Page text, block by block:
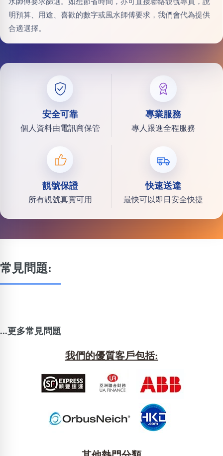
明預算、用途、喜歡的數字或風水師傅要求，我們會代為提供
合適選擇。
安全可靠
個人資料由電訊商保管
專業服務
專人跟進全程服務
靚號保證
所有靚號真實可用
快速送達
最快可以即日安全快捷
常見問題:
...更多常見問題
我們的優質客戶包括: